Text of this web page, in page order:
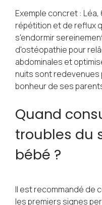
Exemple concret :
répétition et de reflux
s'endormir
d'ostéopathie pour
abdominales et
nuits sont redevenues
bonheur de ses
Quand
troubles du
bébé ?
Il est recommandé de
les premiers signes